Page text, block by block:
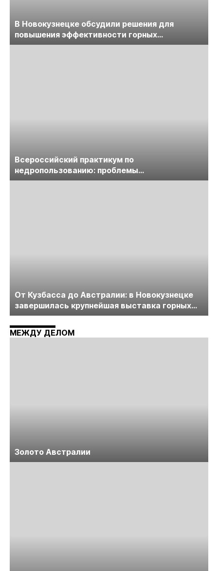
В Новокузнецке обсудили решения для
повышения эффективности горных
предприятий
Всероссийский практикум по
недропользованию: проблемы
лицензирования, цифровизации, экспертизы
От Кузбасса до Австралии: в Новокузнецке
завершилась крупнейшая выставка горных
технологий «Недра России. Уголь России и
Майнинг»
МЕЖДУ ДЕЛОМ
Золото Австралии